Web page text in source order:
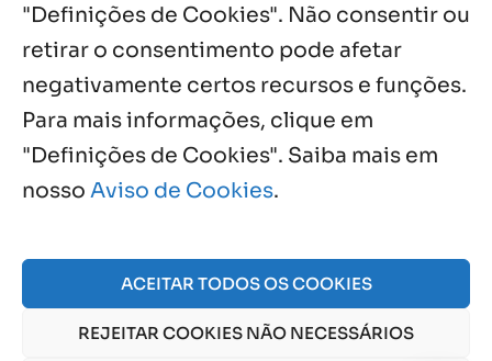
"Definições de Cookies". Não consentir ou
retirar o consentimento pode afetar
negativamente certos recursos e funções.
Para mais informações, clique em
"Definições de Cookies". Saiba mais em
nosso Aviso de Cookies.
ACEITAR TODOS OS COOKIES
REJEITAR COOKIES NÃO NECESSÁRIOS
Agosto, 2026